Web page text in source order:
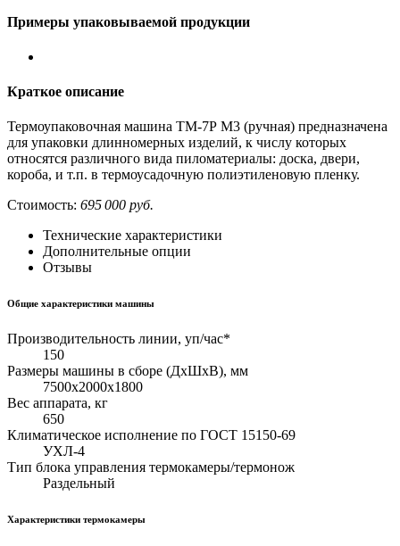
Примеры упаковываемой продукции
Краткое описание
Термоупаковочная машина ТМ-7Р М3 (ручная) предназначена
для упаковки длинномерных изделий, к числу которых
относятся различного вида пиломатериалы: доска, двери,
короба, и т.п. в термоусадочную полиэтиленовую пленку.
Стоимость: 695 000 руб.
Технические характеристики
Дополнительные опции
Отзывы
Общие характеристики машины
Производительность линии, уп/час*
150
Размеры машины в сборе (ДхШхВ), мм
7500х2000х1800
Вес аппарата, кг
650
Климатическое исполнение по ГОСТ 15150-69
УХЛ-4
Тип блока управления термокамеры/термонож
Раздельный
Характеристики термокамеры